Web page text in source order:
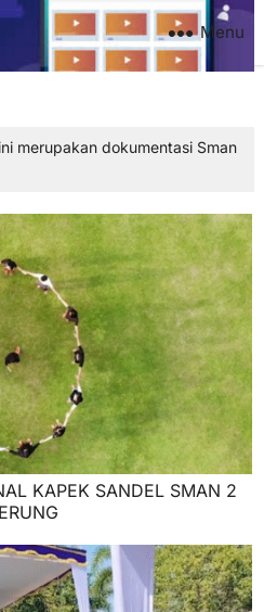
Menu
merupakan dokumentasi Sman
KAPEK SANDEL SMAN 2